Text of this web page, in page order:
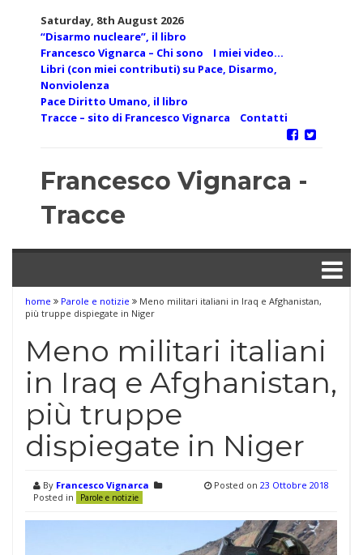
Saturday, 8th August 2026
“Disarmo nucleare”, il libro
Francesco Vignarca – Chi sono
I miei video…
Libri (con miei contributi) su Pace, Disarmo,
Nonviolenza
Pace Diritto Umano, il libro
Tracce – sito di Francesco Vignarca
Contatti
Francesco Vignarca -
Tracce
home Parole e notizie
Meno militari italiani in Iraq e Afghanistan,
più truppe dispiegate in Niger
Meno militari italiani
in Iraq e Afghanistan,
più truppe
dispiegate in Niger
By Francesco Vignarca
Posted in
Parole e notizie
Posted on 23 Ottobre 2018